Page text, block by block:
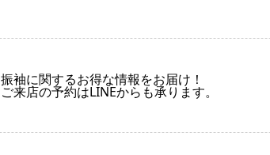
振袖に関するお得な情報をお届け！
ご来店の予約はLINEからも承ります。